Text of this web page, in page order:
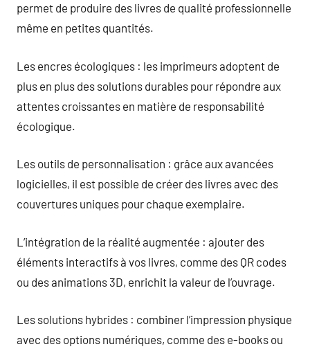
permet de produire des livres de qualité professionnelle
même en petites quantités.
Les encres écologiques : les imprimeurs adoptent de
plus en plus des solutions durables pour répondre aux
attentes croissantes en matière de responsabilité
écologique.
Les outils de personnalisation : grâce aux avancées
logicielles, il est possible de créer des livres avec des
couvertures uniques pour chaque exemplaire.
L’intégration de la réalité augmentée : ajouter des
éléments interactifs à vos livres, comme des QR codes
ou des animations 3D, enrichit la valeur de l’ouvrage.
Les solutions hybrides : combiner l’impression physique
avec des options numériques, comme des e-books ou